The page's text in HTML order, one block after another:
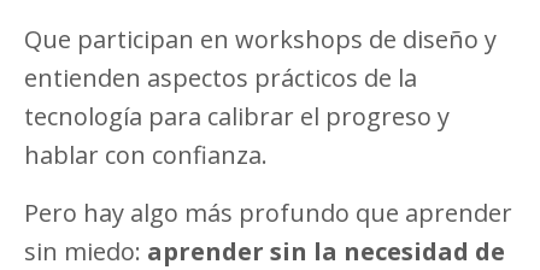
Que participan en workshops de diseño y
entienden aspectos prácticos de la
tecnología para calibrar el progreso y
hablar con confianza.
Pero hay algo más profundo que aprender
sin miedo: aprender sin la necesidad de